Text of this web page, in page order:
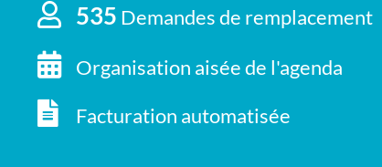
535 Demandes de remplacement
Organisation aisée de l'agenda
Facturation automatisée